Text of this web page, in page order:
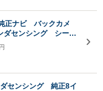
正ナビ バックカメ
センシング シート
シート LEDヘッド
マートキー
センシング 純正8イ